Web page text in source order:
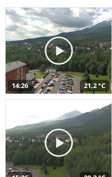
14:26 21,2 °C